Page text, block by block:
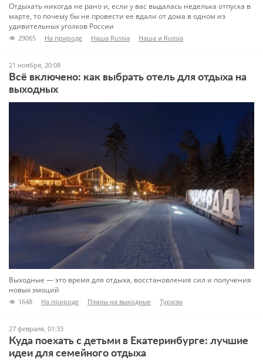
Отдыхать никогда не рано и, если у вас выдалась неделька отпуска в
марте, то почему бы не провести ее вдали от дома в одном из
удивительных уголков России
29065 На природе Наша Russia
Наша и Russia
21 ноября, 20:08
Всё включено: как выбрать отель для отдыха на
выходных
Выходные — это время для отдыха, восстановления сил и получения
новых эмоций
1648 На природе Планы на выходные Туризм
27 февраля, 01:33
Куда поехать с детьми в Екатеринбурге: лучшие
идеи для семейного отдыха